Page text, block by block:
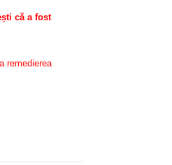
că a fost
remedierea